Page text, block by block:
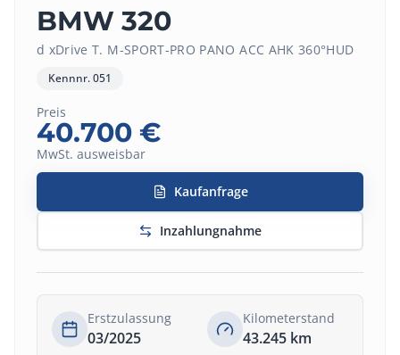
BMW 320
d xDrive T. M-SPORT-PRO PANO ACC AHK 360°HUD
Kennnr.051
Preis
40.700 €
MwSt. ausweisbar
Kaufanfrage
Inzahlungnahme
Erstzulassung
03/2025
Kilometerstand
43.245 km